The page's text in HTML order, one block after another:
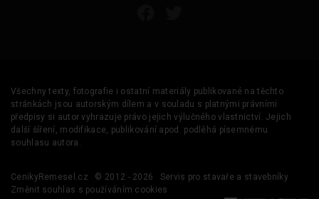
Všechny texty, fotografie i ostatní materiály publikované na těchto
stránkách jsou autorským dílem a v souladu s platnými právními
předpisy si autor vyhrazuje právo jejich výlučného vlastnictví. Jejich
další šíření, modifikace, publikování apod. podléhá písemnému
souhlasu autora.
CenikyRemesel.cz © 2012 - 2026
Servis pro stavaře a stavebníky
Změnit souhlas s používáním cookies